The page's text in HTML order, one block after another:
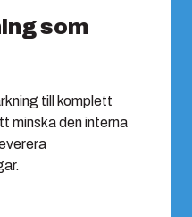
som
till komplett
minska den interna